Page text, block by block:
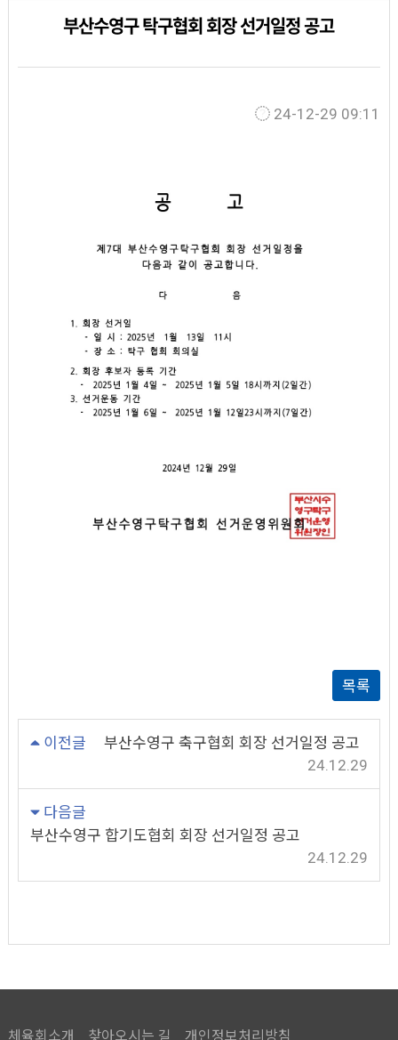
부산수영구 탁구협회 회장 선거일정 공고
24-12-29 09:11
목록
이전글
부산수영구 축구협회 회장 선거일정 공고
24.12.29
다음글
부산수영구 합기도협회 회장 선거일정 공고
24.12.29
체육회소개 찾아오시는 길 개인정보처리방침